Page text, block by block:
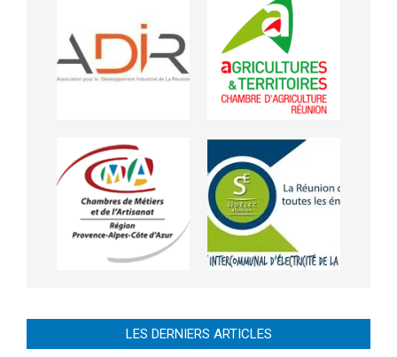
LES DERNIERS ARTICLES